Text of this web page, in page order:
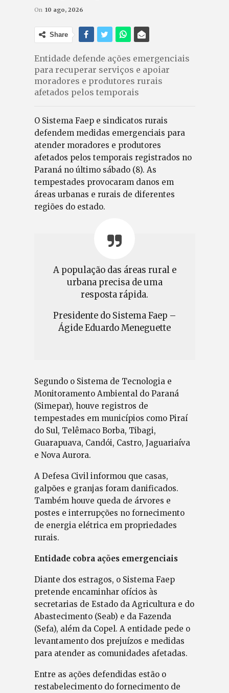
On 10 ago, 2026
Share
Entidade defende ações emergenciais
para recuperar serviços e apoiar
moradores e produtores rurais
afetados pelos temporais
O Sistema Faep e sindicatos rurais
defendem medidas emergenciais para
atender moradores e produtores
afetados pelos temporais registrados no
Paraná no último sábado (8). As
tempestades provocaram danos em
áreas urbanas e rurais de diferentes
regiões do estado.
A população das áreas rural e
urbana precisa de uma
resposta rápida.
Presidente do Sistema Faep –
Ágide Eduardo Meneguette
Segundo o Sistema de Tecnologia e
Monitoramento Ambiental do Paraná
(Simepar), houve registros de
tempestades em municípios como Piraí
do Sul, Telêmaco Borba, Tibagi,
Guarapuava, Candói, Castro, Jaguariaíva
e Nova Aurora.
A Defesa Civil informou que casas,
galpões e granjas foram danificados.
Também houve queda de árvores e
postes e interrupções no fornecimento
de energia elétrica em propriedades
rurais.
Entidade cobra ações emergenciais
Diante dos estragos, o Sistema Faep
pretende encaminhar ofícios às
secretarias de Estado da Agricultura e do
Abastecimento (Seab) e da Fazenda
(Sefa), além da Copel. A entidade pede o
levantamento dos prejuízos e medidas
para atender as comunidades afetadas.
Entre as ações defendidas estão o
restabelecimento do fornecimento de